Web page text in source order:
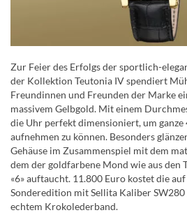
Zur Feier des Erfolgs der sportlich-
der Kollektion Teutonia IV spendiert
Freundinnen und Freunden der Marke
massivem Gelbgold. Mit einem
die Uhr perfekt dimensioniert, um ganze
aufnehmen zu können. Besonders
Gehäuse im Zusammenspiel mit dem
dem der goldfarbene Mond wie aus den
«6» auftaucht. 11.800 Euro kostet die
Sonderedition mit Sellita Kaliber
echtem Krokolederband.